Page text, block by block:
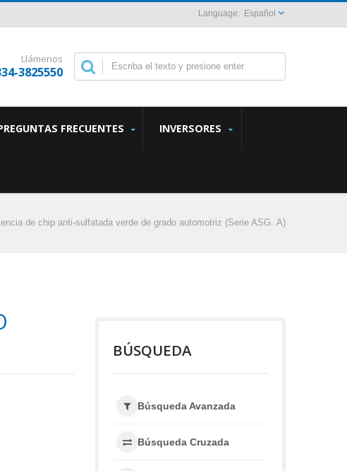
Español
Llámenos
3825550
FRECUENTES INVERSORES
de chip anti-sulfatada verde de grado automotriz (Serie ASG..A)
BÚSQUEDA
Búsqueda Avanzada
Búsqueda Cruzada